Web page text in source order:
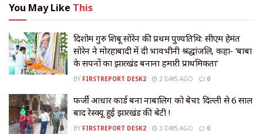
You May Like This
दिशोम गुरु शिबू सोरेन की प्रथम पुण्यतिथि: सीएम हेमंत
सोरेन ने मोरहाबादी में दी भावभीनी श्रद्धांजलि, कहा- ‘बाबा
के सपनों का झारखंड बनाना हमारी प्राथमिकता’
BY FIRSTREPORT DESK2 2 DAYS AGO 0
​फर्जी आधार कार्ड बना नाबालिग को बेचा: दिल्ली से 6 साल
बाद रेस्क्यू हुई झारखंड की बेटी !
BY FIRSTREPORT DESK2 3 DAYS AGO 0